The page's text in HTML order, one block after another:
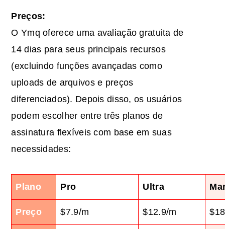
Preços:
O Ymq oferece uma avaliação gratuita de
14 dias para seus principais recursos
(excluindo funções avançadas como
uploads de arquivos e preços
diferenciados). Depois disso, os usuários
podem escolher entre três planos de
assinatura flexíveis com base em suas
necessidades:
Plano Pro Ultra
Preço $7.9/m $12.9/m